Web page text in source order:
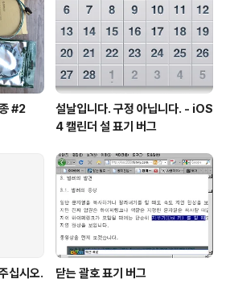
#2
설날입니다. 구정 아닙니다. - iOS
4 캘린더 설 표기 버그
십시오. 닫는 괄호 표기 버그